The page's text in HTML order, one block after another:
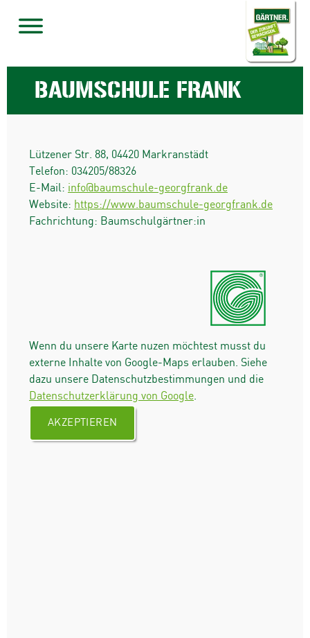
BAUMSCHULE FRANK
Lützener Str. 88, 04420 Markranstädt
Telefon: 034205/88326
E-Mail: info@baumschule-georgfrank.de
Website: https://www.baumschule-georgfrank.de
Fachrichtung: Baumschulgärtner:in
Wenn du unsere Karte nuzen möchtest musst du
externe Inhalte von Google-Maps erlauben. Siehe
dazu unsere Datenschutzbestimmungen und die
Datenschutzerklärung von Google.
AKZEPTIEREN